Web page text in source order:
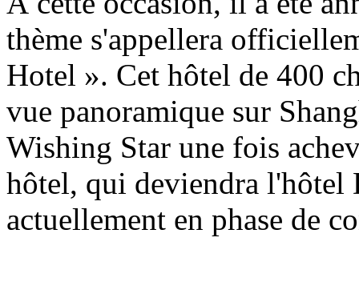
thème s'appellera
Hotel ». Cet hôtel de 400
vue panoramique sur
Wishing Star une fois
hôtel, qui deviendra l'hôtel
actuellement en phase de